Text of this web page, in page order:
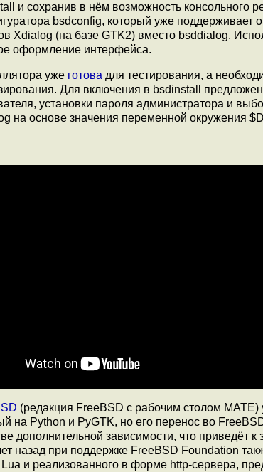
и сохранив в нём возможность консольного
bsdconfig, который уже поддерживает
Xdialog (на базе GTK2) вместо bsddialog.
оформление интерфейса.
уже готова для тестирования, а
Для включения в bsdinstall
установки пароля администратора и
на основе значения переменной окружения
(редакция FreeBSD с рабочим столом MATE)
на Python и PyGTK, но его перенос во
дополнительной зависимости, что приведёт
назад при поддержке FreeBSD Foundation
и реализованного в форме http-сервера,